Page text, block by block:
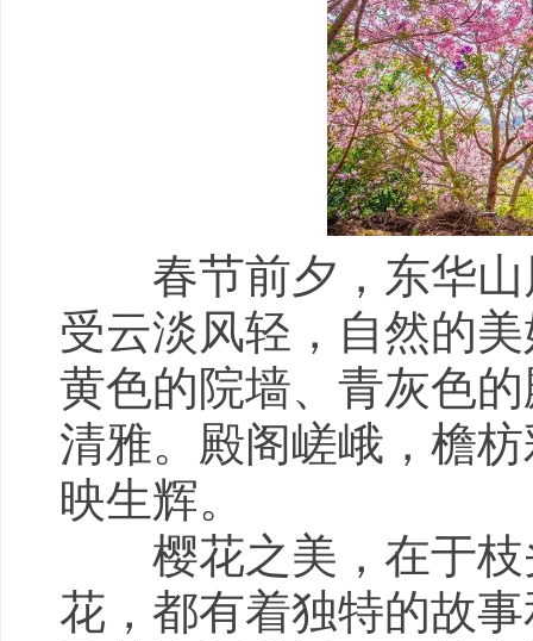
春节前夕，东华山
受云淡风轻，自然的
黄色的院墙、青灰色
清雅。殿阁嵯峨，檐
映生辉。
樱花之美，在于枝
花，都有着独特的故